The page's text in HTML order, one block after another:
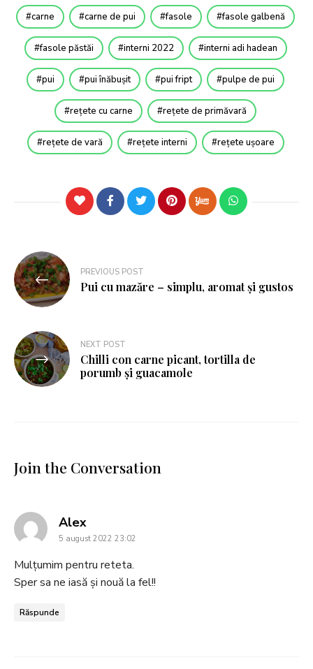
carne carne de pui fasole fasole galbenă
fasole păstăi interni 2022 interni adi hadean
pui pui înăbușit pui fript pulpe de pui
rețete cu carne rețete de primăvară
rețete de vară rețete interni rețete ușoare
PREVIOUS POST
Pui cu mazăre – simplu, aromat și gustos
NEXT POST
Chilli con carne picant, tortilla de
porumb și guacamole
Join the Conversation
Alexsays:
5 august 2022 23:02
Mulțumim pentru reteta.
Sper sa ne iasă și nouă la fel!!
Răspunde